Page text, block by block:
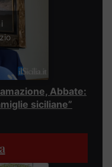
Abbate:
siciliane”